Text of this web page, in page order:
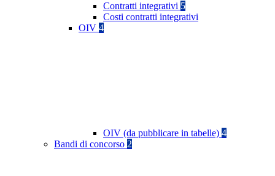
Contratti integrativi 5
Costi contratti integrativi
OIV 4
OIV (da pubblicare in tabelle) 4
Bandi di concorso 2